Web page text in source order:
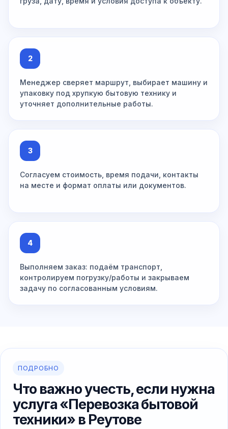
2
Менеджер сверяет маршрут, выбирает машину и
упаковку под хрупкую бытовую технику и
уточняет дополнительные работы.
3
Согласуем стоимость, время подачи, контакты
на месте и формат оплаты или документов.
4
Выполняем заказ: подаём транспорт,
контролируем погрузку/работы и закрываем
задачу по согласованным условиям.
ПОДРОБНО
Что важно учесть, если нужна
услуга «Перевозка бытовой
техники» в Реутове